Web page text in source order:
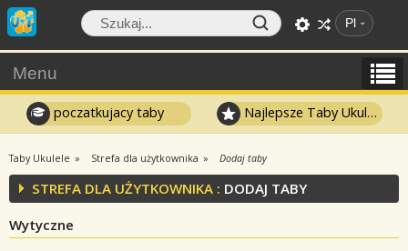
Pl
Menu
poczatkujacy taby Najlepsze Taby Ukulele
Taby Ukulele Strefa dla użytkownika Dodaj taby
STREFA DLA UŻYTKOWNIKA : DODAJ TABY
Wytyczne